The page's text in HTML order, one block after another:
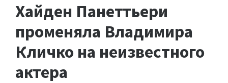
Хайден Панеттьери
променяла Владимира
Кличко на неизвестного
актера